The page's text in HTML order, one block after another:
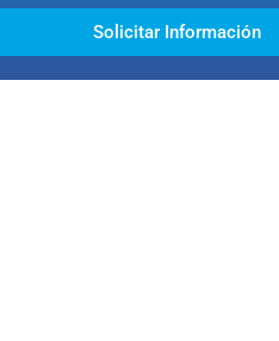
Solicitar Información